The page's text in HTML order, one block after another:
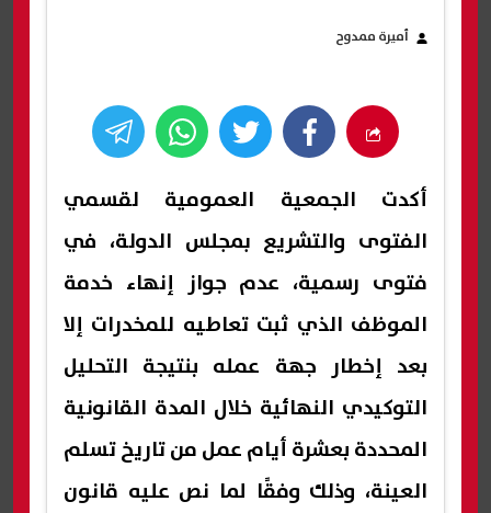
أميرة ممدوح
أكدت الجمعية العمومية لقسمي
الفتوى والتشريع بمجلس الدولة، في
فتوى رسمية، عدم جواز إنهاء خدمة
الموظف الذي ثبت تعاطيه للمخدرات إلا
بعد إخطار جهة عمله بنتيجة التحليل
التوكيدي النهائية خلال المدة القانونية
المحددة بعشرة أيام عمل من تاريخ تسلم
العينة، وذلك وفقًا لما نص عليه قانون